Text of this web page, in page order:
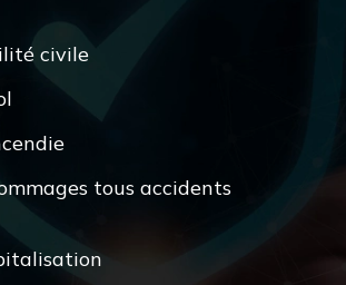
civile
tous accidents